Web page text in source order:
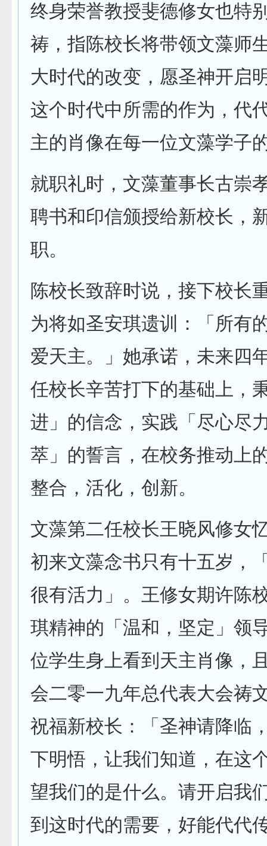
终身荣誉教授斐德修女也特
祷，指陈校长将带领文藻师
大时代的改变，愿圣神开启
这个时代中所需的作为，代
主的肖像在每一位文藻学子
就职礼时，文藻董事长古崇
聘书和印信颁授给新校长，
职。
陈校长致辞时说，接下校长
为将如圣安琪遗训：「所有
爱天主。」她承诺，未来四
任校长辛苦打下的基础上，
进」的信念，实践「尽心尽
萃」的誓言，在校务推动上
整合，活化，创新。
文藻第二任校长王晓风修女
初来文藻念书只有十五岁，
很有活力」。王修女期许陈
琪精神的「温和，坚定」领
位学生身上看到天主肖像，
会二零一九年总代表大会祷
祝福新校长：「圣神请降临
下明悟，让我们知道，在这
望我们的是什么。请开启我
到这时代的需要，好能代代